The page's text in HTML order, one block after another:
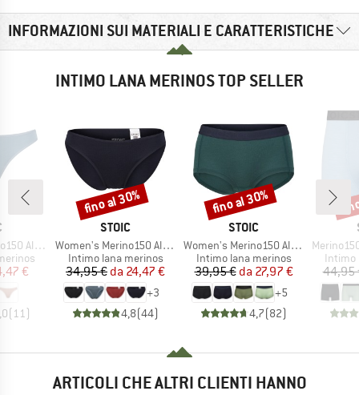
INFORMAZIONI SUI MATERIALI E CARATTERISTICHE
INTIMO LANA MERINOS TOP SELLER
Thong
ridotto
€
(11 )
MARCHIO
STOIC
Articolo
Women's Merino150 AlsenSt. Brief
Gruppo di prodotti
Intimo lana merinos
Prezzo
34,95 € Prezzo ridotto
da 24,47 €
+3
4,8(44)
Sconto
fino al 30%
MARCHIO
STOIC
Articolo
Women's Merino150 AlsenSt. Hipster
Gruppo di prodotti
Intimo lana merinos
Prezzo
39,95 € Prezzo ridotto
da 27,97 €
+5
4,7(82)
Sconto
fino al 30%
Articolo
Merino150
Intimo
44,95
ARTICOLI CHE ALTRI CLIENTI HANNO